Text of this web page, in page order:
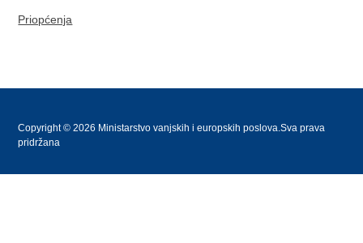
Priopćenja
Copyright © 2026 Ministarstvo vanjskih i europskih poslova.Sva prava
pridržana